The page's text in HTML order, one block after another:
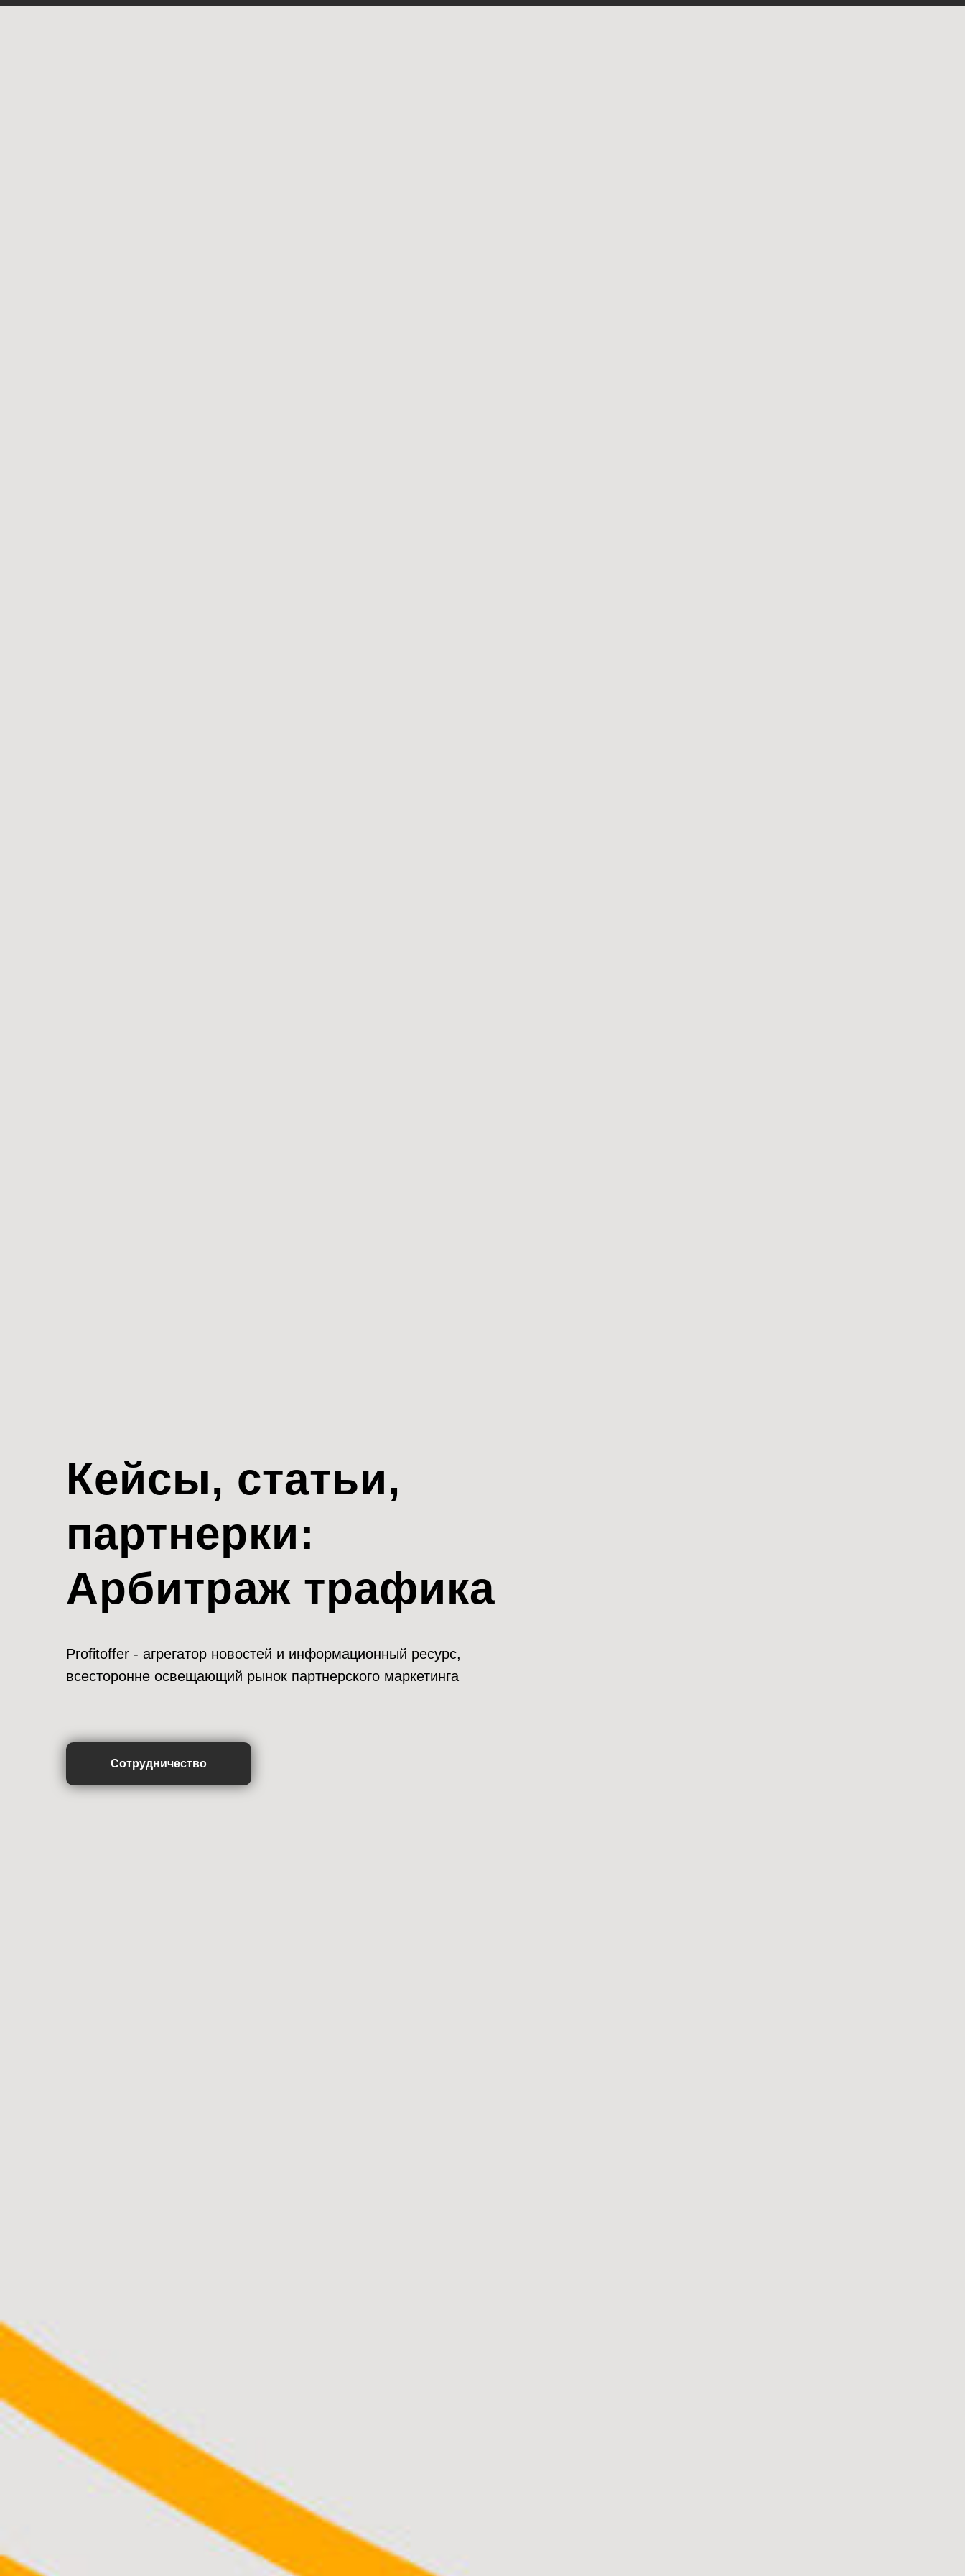
Кейсы, статьи,
партнерки:
Арбитраж трафика
Profitoffer - агрегатор новостей и информационный ресурс,
всесторонне освещающий рынок партнерского маркетинга
Сотрудничество